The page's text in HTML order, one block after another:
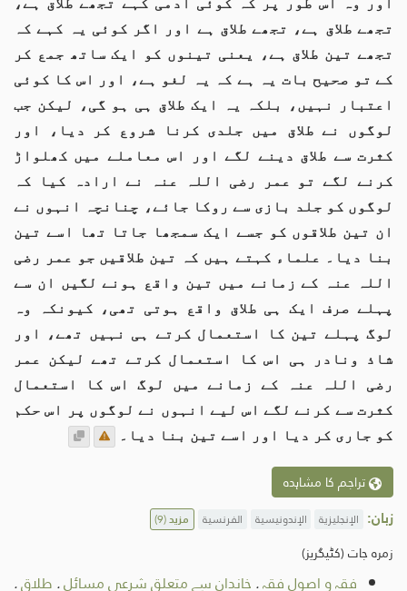
تجھے طلاق ہے، تجھے طلاق ہے اور اگر کوئی یہ کہے کہ
تجھے تین طلاق ہے، یعنی تینوں کو ایک ساتھ جمع کر
کے تو صحیح بات یہ ہے کہ یہ لغو ہے، اور اس کا کوئی
اعتبار نہیں، بلکہ یہ ایک طلاق ہی ہو گی، لیکن جب
لوگوں نے طلاق میں جلدی کرنا شروع کر دیا، اور
کثرت سے طلاق دینے لگے اور اس معاملے میں کھلواڑ
کرنے لگے تو عمر رضی اللہ عنہ نے ارادہ کیا کہ
لوگوں کو جلد بازی سے روکا جائے، چنانچہ انہوں نے
ان تین طلاقوں کو جسے ایک سمجھا جاتا تھا اسے تین
بنا دیا۔ علماء کہتے ہیں کہ تین طلاقیں جو عمر رضی
اللہ عنہ کے زمانے میں تین واقع ہونے لگیں ان سے
پہلے صرف ایک ہی طلاق واقع ہوتی تھی، کیونکہ وہ
لوگ پہلے تین کا استعمال کرتے ہی نہیں تھے، اور
شاذ ونادر ہی اس کا استعمال کرتے تھے لیکن عمر
رضی اللہ عنہ کے زمانے میں لوگ اس کا استعمال
کثرت سے کرنے لگے اس لیے انہوں نے لوگوں پر اس حکم
کو جاری کر دیا اور اسے تین بنا دیا۔
تراجم کا مشاہدہ
زبان: الإنجليزية الإندونيسية الفرنسية مزید(9)
زمرہ جات (کٹیگریز)
فقہ و اصولِ فقہ. خاندان سے متعلق شرعی مسائل. طلاق.